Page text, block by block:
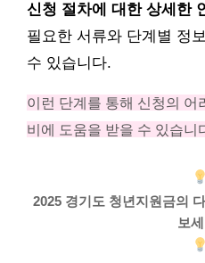
신청 절차에 대한 상세한
필요한 서류와 단계별 정
수 있습니다.
이런 단계를 통해 신청의 어
비에 도움을 받을 수 있습니
2025 경기도 청년지원금의
보